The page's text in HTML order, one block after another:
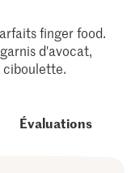
finger food.
d'avocat,
ciboulette.
Évaluations